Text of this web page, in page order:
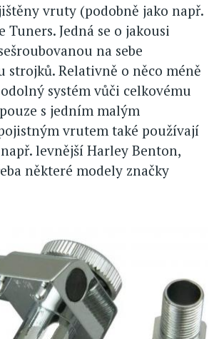
vruty (podobně jako např.
Tuners. Jedná se o jakousi
na sebe
strojků. Relativně o něco méně
systém vůči celkovému
s jedním malým
vrutem také používají
levnější Harley Benton,
některé modely značky